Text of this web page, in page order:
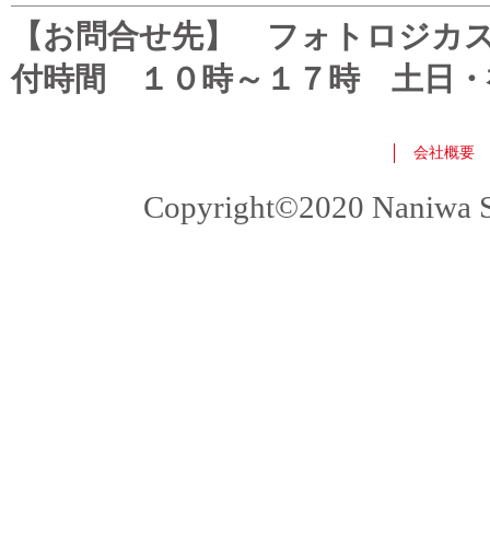
【お問合せ先】 フォトロジ
付時間 １０時～１７時 土日・
会社概要
Copyright©2020 Naniwa